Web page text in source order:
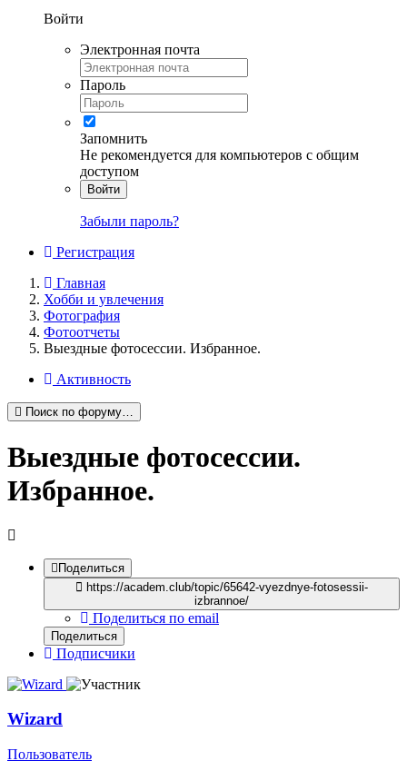
Войти
Электронная почта
Пароль
Запомнить
Не рекомендуется для компьютеров с общим
доступом
Войти
Забыли пароль?
Регистрация
Главная
Хобби и увлечения
Фотография
Фотоотчеты
Выездные фотосессии. Избранное.
Активность
Поиск по форуму…
Выездные фотосессии.
Избранное.
Поделиться
https://academ.club/topic/65642-vyezdnye-fotosessii-
izbrannoe/
Поделиться по email
Поделиться
Подписчики
Wizard
Пользователь